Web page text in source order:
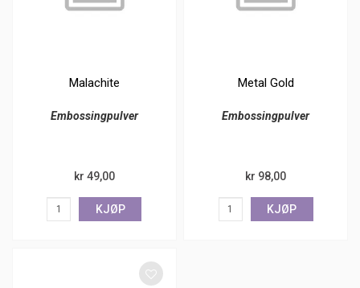
Malachite
Embossingpulver
kr 49,00
KJØP
Metal Gold
Embossingpulver
kr 98,00
KJØP